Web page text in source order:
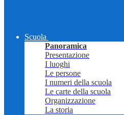
Scuola
Panoramica
Presentazione
I luoghi
Le persone
I numeri della scuola
Le carte della scuola
Organizzazione
La storia